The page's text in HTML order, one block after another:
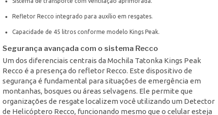
Refletor Recco integrado para auxílio em resgates.
Capacidade de 45 litros conforme modelo Kings Peak.
Segurança avançada com o sistema Recco
Um dos diferenciais centrais da Mochila Tatonka Kings Peak
Recco é a presença do refletor Recco. Este dispositivo de
segurança é fundamental para situações de emergência em
montanhas, bosques ou áreas selvagens. Ele permite que
organizações de resgate localizem você utilizando um Detector
de Helicóptero Recco, funcionando mesmo que o celular esteja